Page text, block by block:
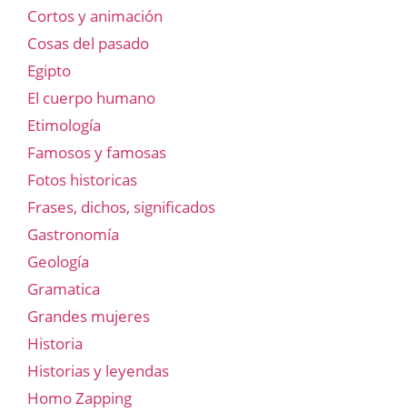
Cortos y animación
Cosas del pasado
Egipto
El cuerpo humano
Etimología
Famosos y famosas
Fotos historicas
Frases, dichos, significados
Gastronomía
Geología
Gramatica
Grandes mujeres
Historia
Historias y leyendas
Homo Zapping